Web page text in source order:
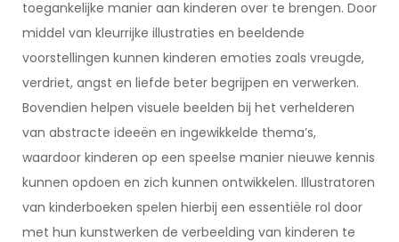
toegankelijke manier aan kinderen over te brengen. Door
middel van kleurrijke illustraties en beeldende
voorstellingen kunnen kinderen emoties zoals vreugde,
verdriet, angst en liefde beter begrijpen en verwerken.
Bovendien helpen visuele beelden bij het verhelderen
van abstracte ideeën en ingewikkelde thema’s,
waardoor kinderen op een speelse manier nieuwe kennis
kunnen opdoen en zich kunnen ontwikkelen. Illustratoren
van kinderboeken spelen hierbij een essentiële rol door
met hun kunstwerken de verbeelding van kinderen te